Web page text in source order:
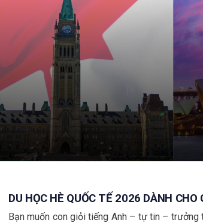
DU HỌC HÈ QUỐC TẾ 2026 DÀNH
Bạn muốn con giỏi tiếng Anh – tự tin –